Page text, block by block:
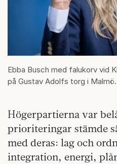
Ebba Busch med falukorv vid
på Gustav Adolfs torg i
Högerpartierna var
prioriteringar stämde
med deras: lag och
integration, energi,